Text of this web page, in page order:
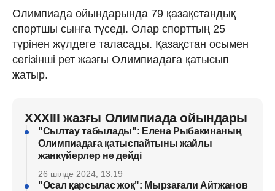
Олимпиада ойындарында 79 қазақстандық
спортшы сынға түседі. Олар спорттың 25
түрінен жүлдеге таласады. Қазақстан осымен
сегізінші рет жазғы Олимпиадаға қатысып
жатыр.
XXXIII жазғы Олимпиада ойындары
"Сылтау табылады": Елена Рыбакинаның
Олимпиадаға қатыспайтыны жайлы
жанкүйерлер не дейді
26 шілде 2024, 13:19
"Осал қарсылас жоқ": Мырзағали Айтжанов